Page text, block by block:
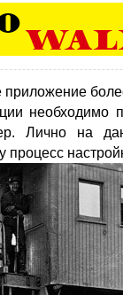
приложение
необходимо
Лично на
процесс